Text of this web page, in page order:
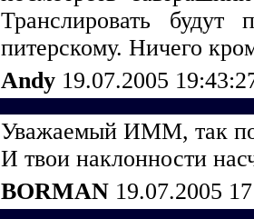
Транслировать
питерскому. Ничего
Andy 19.07.2005
Уважаемый ИММ, так
И твои наклонности
BORMAN 19.07.2005